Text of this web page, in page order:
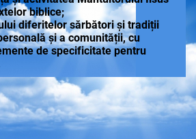
biblice;
diferitelor sărbători și tradiții
și a comunității, cu
de specificitate pentru